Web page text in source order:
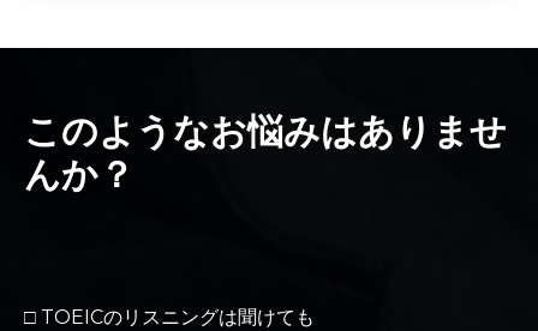
このようなお悩みはありませ
んか？
□ TOEICのリスニングは聞けても